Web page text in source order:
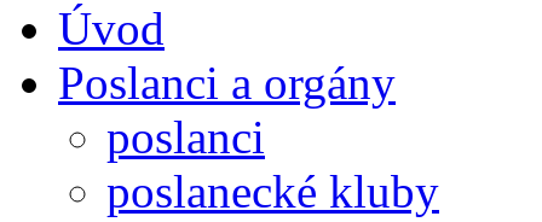
Úvod
Poslanci a orgány
poslanci
poslanecké kluby